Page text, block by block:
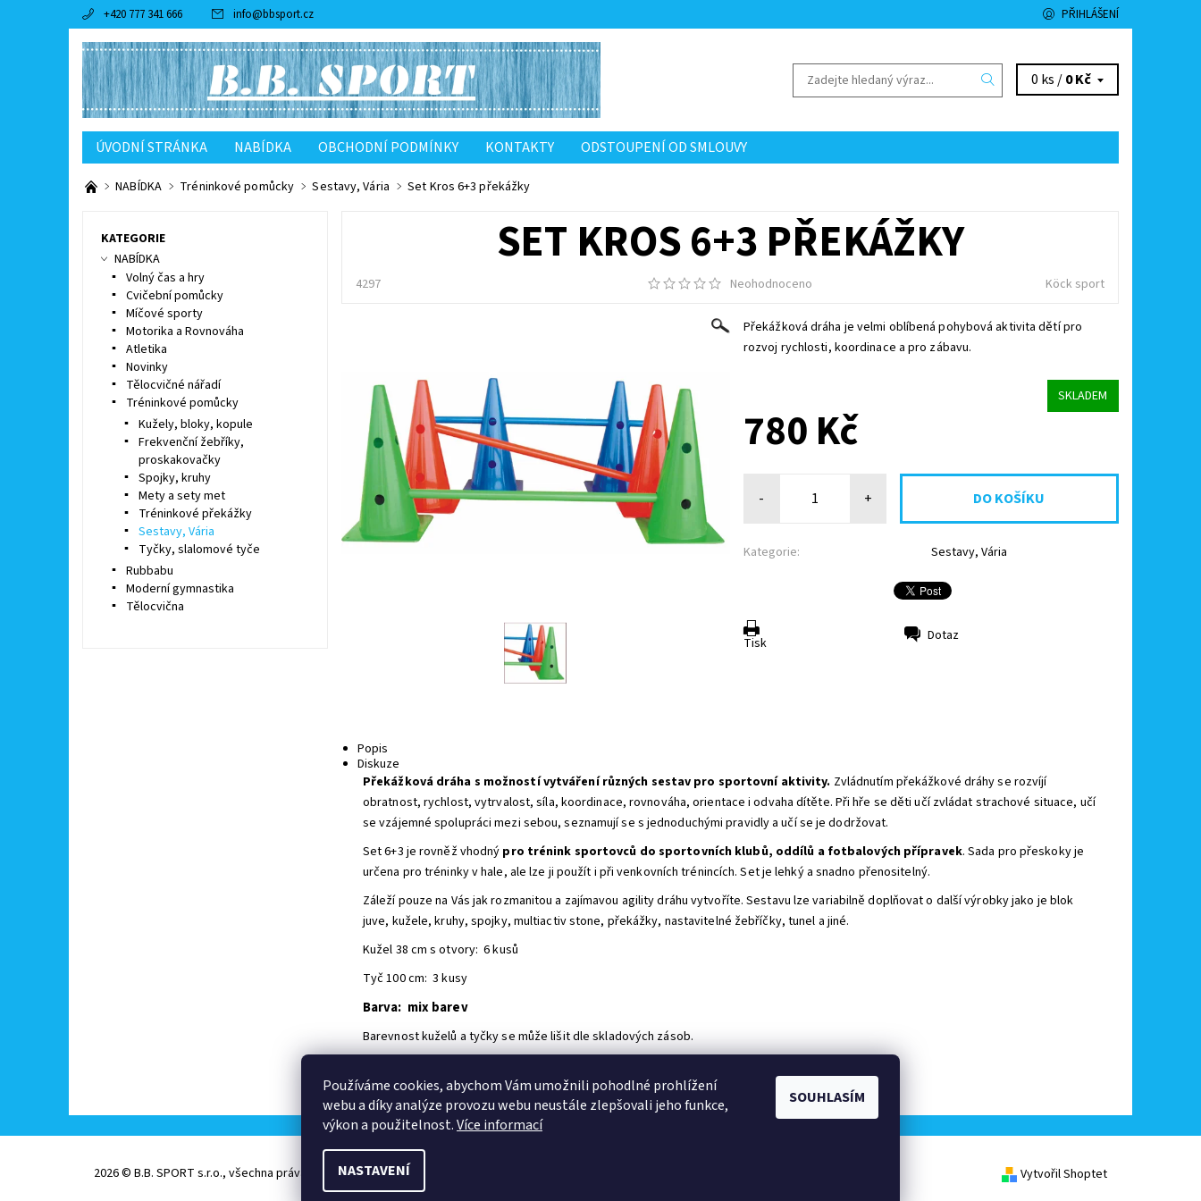
+420 777 341 666 info@bbsport.cz PŘIHLÁŠENÍ
0 ks /0 Kč
ÚVODNÍ STRÁNKA NABÍDKA OBCHODNÍ PODMÍNKY KONTAKTY ODSTOUPENÍ OD SMLOUVY
NABÍDKA Tréninkové pomůcky Sestavy, Vária Set Kros 6+3 překážky
SET KROS 6+3 PŘEKÁŽKY
4297 Neohodnoceno Köck sport
Překážková dráha je velmi oblíbená pohybová aktivita dětí pro
rozvoj rychlosti, koordinace a pro zábavu.
SKLADEM
780 Kč
- +
Kategorie: Sestavy, Vária
Tisk Dotaz
Popis
Diskuze
Překážková dráha s možností vytváření různých sestav pro sportovní aktivity. Zvládnutím překážkové dráhy se rozvíjí
obratnost, rychlost, vytrvalost, síla, koordinace, rovnováha, orientace i odvaha dítěte. Při hře se děti učí zvládat strachové situace, učí
se vzájemné spolupráci mezi sebou, seznamují se s jednoduchými pravidly a učí se je dodržovat.
Set 6+3 je rovněž vhodný pro trénink sportovců do sportovních klubů, oddílů a fotbalových přípravek. Sada pro přeskoky je
určena pro tréninky v hale, ale lze ji použít i při venkovních trénincích. Set je lehký a snadno přenositelný.
Záleží pouze na Vás jak rozmanitou a zajímavou agility dráhu vytvoříte.Sestavu lze variabilně doplňovat o další výrobky jako je blok
juve, kužele, kruhy, spojky, multiactiv stone, překážky, nastavitelné žebříčky, tunel a jiné.
Kužel 38 cm s otvory: 6 kusů
Tyč 100 cm: 3 kusy
Barva: mix barev
Barevnost kuželů a tyčky se může lišit dle skladových zásob.
Přidat komentář
KATEGORIE
NABÍDKA
Volný čas a hry
Cvičební pomůcky
Míčové sporty
Motorika a Rovnováha
Atletika
Novinky
Tělocvičné nářadí
Tréninkové pomůcky
Kužely, bloky, kopule
Frekvenční žebříky,
proskakovačky
Spojky, kruhy
Mety a sety met
Tréninkové překážky
Sestavy, Vária
Tyčky, slalomové tyče
Rubbabu
Moderní gymnastika
Tělocvična
2026 © B.B. SPORT s.r.o., všechna práva vyhrazena Vytvořil Shoptet
Používáme cookies, abychom Vám umožnili pohodlné prohlížení
webu a díky analýze provozu webu neustále zlepšovali jeho funkce,
výkon a použitelnost.Více informací
NASTAVENÍ
SOUHLASÍM